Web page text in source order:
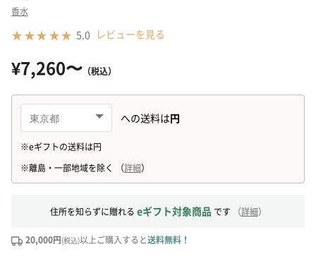
香水
5.0 レビューを見る
¥7,260〜 （税込）
住所を知らずに贈れる eギフト対象商品 です （詳細）
20,000円(税込)以上ご購入すると送料無料！